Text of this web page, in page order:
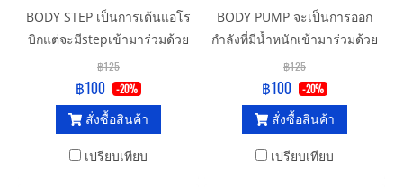
BODY STEP เป็นการเต้นแอโร
บิกแต่จะมีstepเข้ามาร่วมด้วย
เหมาะสำหรับทุกเพศทุกวัย
฿125
฿100 -20%
สั่งซื้อสินค้า
เปรียบเทียบ
BODY PUMP จะเป็นการออก
กำลังที่มีน้ำหนักเข้ามาร่วมด้วย
โดยจะใช้ bar bell แผ่นน้ำหนัก
และstep โดยจะออกกำลังกาย
ตามจังหวะเพลง เหมาะสำหรับ
คนที่ต้องการความแข็งแรงของ
กล้ามเนื้อ
฿125
฿100 -20%
สั่งซื้อสินค้า
เปรียบเทียบ